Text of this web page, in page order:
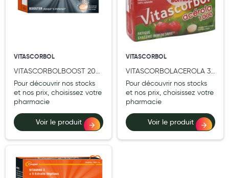
Pansements
Nutrition clinique
Anti-poux
Solaire et moustique
Piqûres insectes
Soins jambes lourdes
VITASCORBOL
VITASCORBOLBOOST 20
CP EFF
Pour découvrir nos stocks
et nos prix, choisissez votre
pharmacie
Voir le produit
VITASCORBOL
VITASCORBOLACEROLA 30
CPR LOT2
Pour découvrir nos stocks
et nos prix, choisissez votre
pharmacie
Voir le produit
Ajouter à ma liste d’envie